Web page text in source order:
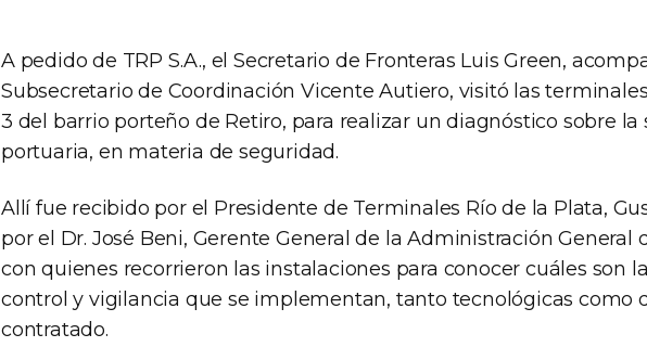
A pedido de TRP S.A., el Secretario de Fronteras Luis Green,
Subsecretario de Coordinación Vicente Autiero, visitó las
3 del barrio porteño de Retiro, para realizar un diagnóstico sobre la
portuaria, en materia de seguridad.
Allí fue recibido por el Presidente de Terminales Río de la Plata,
por el Dr. José Beni, Gerente General de la Administración General
con quienes recorrieron las instalaciones para conocer cuáles son
control y vigilancia que se implementan, tanto tecnológicas como
contratado.